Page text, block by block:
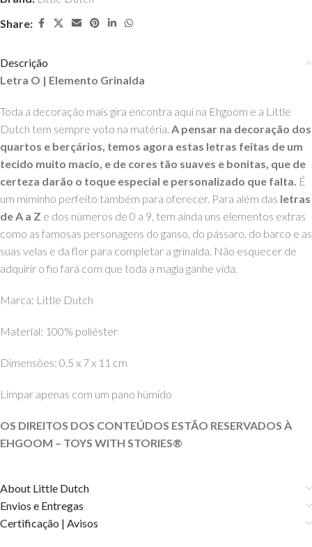
Share:
Descrição
Letra O | Elemento Grinalda
Toda a decoração mais gira encontra aqui na Ehgoom e a Little
Dutch tem sempre voto na matéria. A pensar na decoração dos
quartos e berçários, temos agora estas letras feitas de um
tecido muito macio, e de cores tão suaves e bonitas, que de
certeza darão o toque especial e personalizado que falta. É
um miminho perfeito também para oferecer. Para além das letras
de A a Z e dos números de 0 a 9, tem ainda uns elementos extras
como as famosas personagens do ganso, do pássaro, do barco e as
suas velas e da flor para completar a grinalda. Não esquecer de
adquirir o fio fará com que toda a magia ganhe vida.
Marca: Little Dutch
Material: 100% poliéster
Dimensões: 0.5 x 7 x 11 cm
Limpar apenas com um pano húmido
OS DIREITOS DOS CONTEÚDOS ESTÃO RESERVADOS À
EHGOOM – TOYS WITH STORIES®️
About Little Dutch
Envios e Entregas
Certificação | Avisos